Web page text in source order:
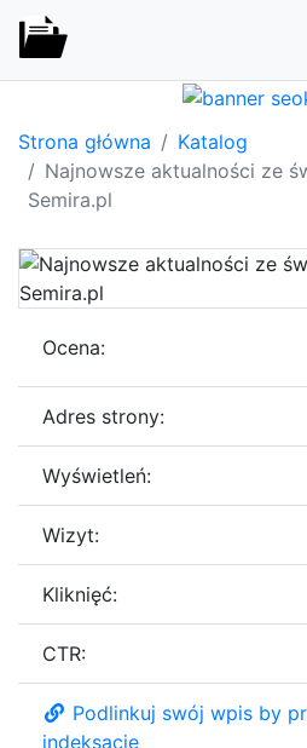
Strona główna
Katalog
Najnowsze aktualności ze
Semira.pl
Ocena:
Adres strony:
Wyświetleń:
Wizyt:
Kliknięć:
CTR:
Podlinkuj swój wpis by
indeksację